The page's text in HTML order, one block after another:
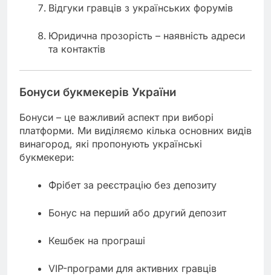
Відгуки гравців з українських форумів
Юридична прозорість – наявність адреси
та контактів
Бонуси букмекерів України
Бонуси – це важливий аспект при виборі
платформи. Ми виділяємо кілька основних видів
винагород, які пропонують українські
букмекери:
Фрібет за реєстрацію без депозиту
Бонус на перший або другий депозит
Кешбек на програші
VIP-програми для активних гравців